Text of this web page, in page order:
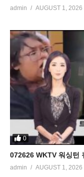
admin AUGUST 1, 2026
0
072626 WKTV 워싱턴
admin AUGUST 1, 2026